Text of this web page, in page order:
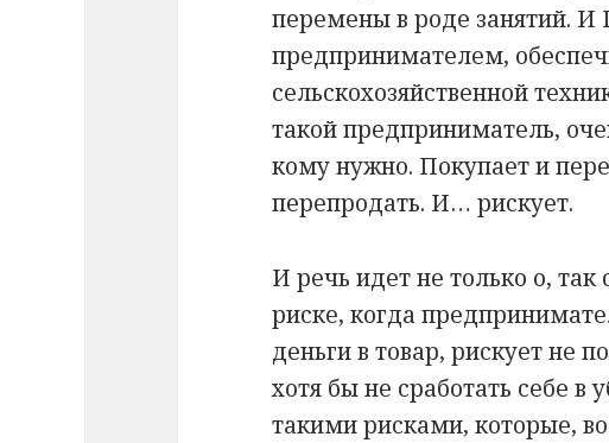
перемены в роде занятий. И
предпринимателем,
сельскохозяйственной
такой предприниматель,
кому нужно. Покупает и
перепродать. И… рискует.
И речь идет не только о,
риске, когда
деньги в товар, рискует не
хотя бы не сработать себе
такими рисками, которые,